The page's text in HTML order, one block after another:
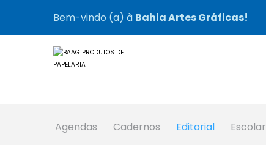
Bem-vindo (a) à Bahia Artes Gráficas!
Agendas Cadernos Editorial Escolar